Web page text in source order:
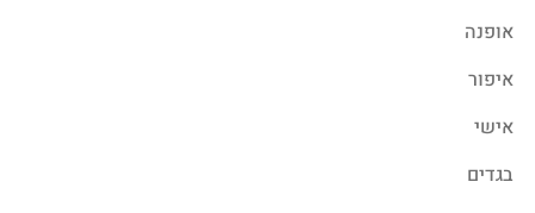
אופנה
איפור
אישי
בגדים